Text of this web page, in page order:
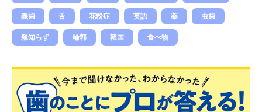
義歯 舌 花粉症 英語 薬 虫歯
親知らず 輪郭 韓国 食べ物